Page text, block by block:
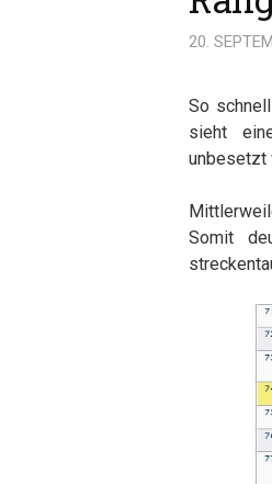
20.
So
sieht
unbesetzt
Somit